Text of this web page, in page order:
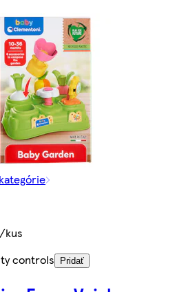
kus
controls
Pridať